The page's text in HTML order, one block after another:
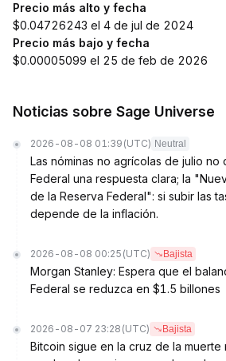
Precio más alto y fecha
$0.04726243 el 4 de jul de 2024
Precio más bajo y fecha
$0.00005099 el 25 de feb de 2026
Noticias sobre Sage Universe
2026-08-08 01:39 (UTC) Neutral
Las nóminas no agrícolas de julio no
Federal una respuesta clara; la
de la Reserva Federal": si subir las
depende de la inflación.
2026-08-08 00:25 (UTC) Bajista
Morgan Stanley: Espera que el
Federal se reduzca en $1.5 billones
2026-08-07 23:28 (UTC) Bajista
Bitcoin sigue en la cruz de la muerte